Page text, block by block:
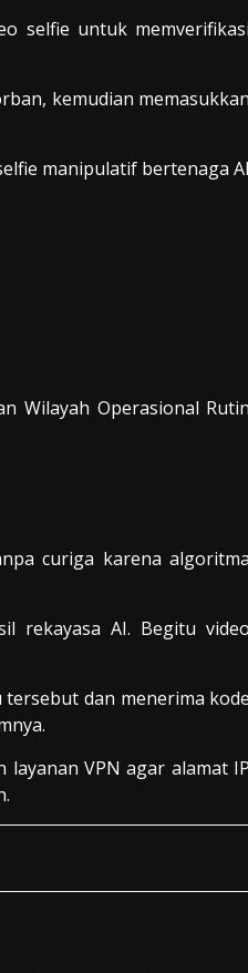
selfie untuk memverifikasi
kemudian memasukkan
manipulatif bertenaga AI
Wilayah Operasional Rutin
curiga karena algoritma
rekayasa AI. Begitu video
dan menerima kode
VPN agar alamat IP